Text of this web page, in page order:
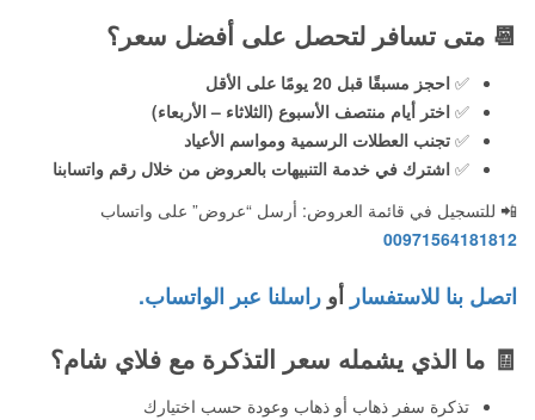
📆 متى تسافر لتحصل على أفضل سعر؟
✅ احجز مسبقًا قبل 20 يومًا على الأقل
✅ اختر أيام منتصف الأسبوع (الثلاثاء – الأربعاء)
✅ تجنب العطلات الرسمية ومواسم الأعياد
✅ اشترك في خدمة التنبيهات بالعروض من خلال رقم واتسابنا
📲 للتسجيل في قائمة العروض: أرسل “عروض” على واتساب
00971564181812
اتصل بنا للاستفسار أو راسلنا عبر الواتساب.
🧾 ما الذي يشمله سعر التذكرة مع فلاي شام؟
تذكرة سفر ذهاب أو ذهاب وعودة حسب اختيارك